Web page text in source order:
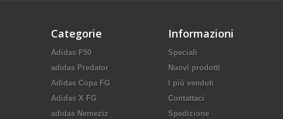
Categorie
Adidas F50
adidas Predator
Adidas Copa FG
Adidas X FG
adidas Nemeziz
Informazioni
Speciali
Nuovi prodotti
I più venduti
Contattaci
Spedizione